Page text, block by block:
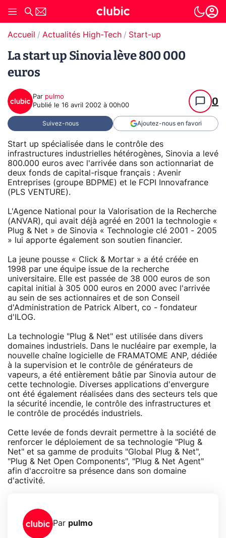
Accueil Actualités High-Tech Start-up
La start up Sinovia lève 800 000
euros
Par pulmo
Publié le 16 avril 2002 à 00h00 0
Suivez-nous Ajoutez-nous en favori
Start up spécialisée dans le contrôle des
infrastructures industrielles hétérogènes, Sinovia a levé
800.000 euros avec l'arrivée dans son actionnariat de
deux fonds de capital-risque français : Avenir
Entreprises (groupe BDPME) et le FCPI Innovafrance
(PLS VENTURE).
L'Agence National pour la Valorisation de la Recherche
(ANVAR), qui avait déjà agréé en 2001 la technologie «
Plug & Net » de Sinovia « Technologie clé 2001 - 2005
» lui apporte également son soutien financier.
La jeune pousse « Click & Mortar » a été créée en
1998 par une équipe issue de la recherche
universitaire. Elle est passée de 38 000 euros de son
capital initial à 305 000 euros en 2000 avec l'arrivée
au sein de ses actionnaires et de son Conseil
d'Administration de Patrick Albert, co - fondateur
d'ILOG.
La technologie "Plug & Net" est utilisée dans divers
domaines industriels. Dans le nucléaire par exemple, la
nouvelle chaîne logicielle de FRAMATOME ANP, dédiée
à la supervision et le contrôle de générateurs de
vapeurs, a été entièrement bâtie par Sinovia autour de
cette technologie. Diverses applications d'envergure
ont été également réalisées dans des secteurs tels que
la sécurité incendie, le contrôle des infrastructures et
le contrôle de procédés industriels.
Cette levée de fonds devrait permettre à la société de
renforcer le déploiement de sa technologie "Plug &
Net" et sa gamme de produits "Global Plug & Net",
"Plug & Net Open Components", "Plug & Net Agent"
afin d'accroitre sa présence dans son domaine
d'activité.
Par pulmo